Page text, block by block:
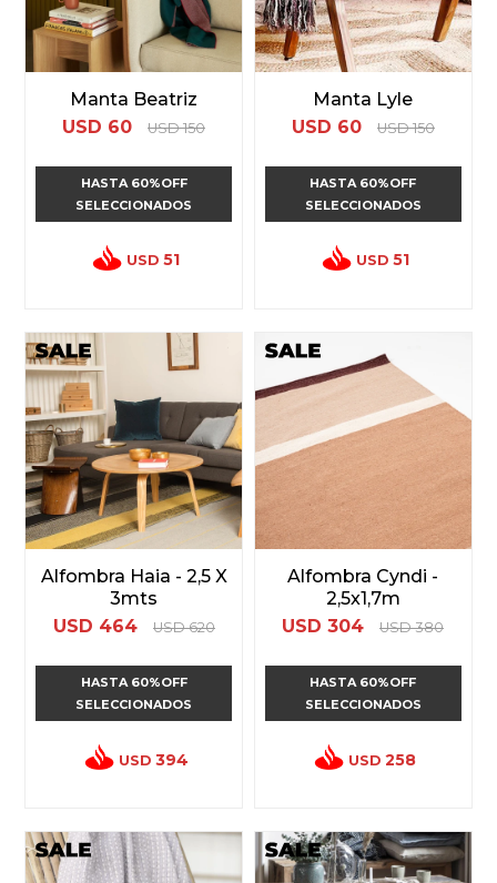
Manta Beatriz
USD 60 USD 150
HASTA 60%OFF
SELECCIONADOS
USD 51
Manta Lyle
USD 60 USD 150
HASTA 60%OFF
SELECCIONADOS
USD 51
Alfombra Haia - 2,5 X
3mts
USD 464 USD 620
HASTA 60%OFF
SELECCIONADOS
USD 394
Alfombra Cyndi -
2,5x1,7m
USD 304 USD 380
HASTA 60%OFF
SELECCIONADOS
USD 258